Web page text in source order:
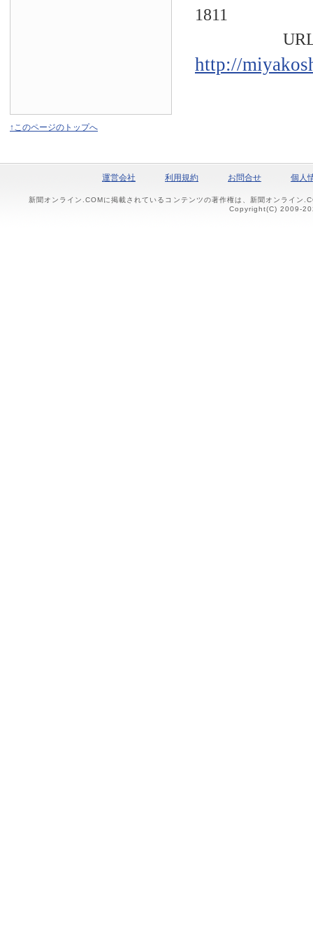
1811
URL
http://
↑このページのトップへ
運営会社 利用規約 お問合せ 個人
新聞オンライン.COMに掲載されているコンテンツの著作権は、新聞オンライン
Copyright(C) 2009-